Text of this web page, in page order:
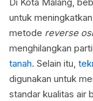
untuk
metode reverse
menghilangkan
tanah. Selain itu,
digunakan untuk
standar kualitas air